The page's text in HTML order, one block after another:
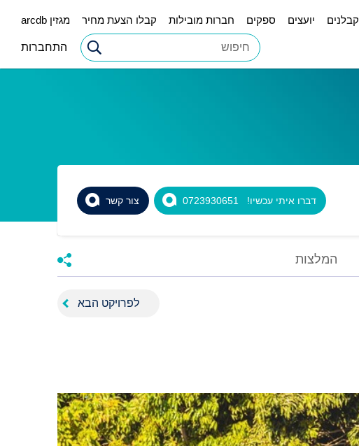
קבלנים יועצים ספקים חברות מובילות קבלו הצעת מחיר מגזין arcdb
התחברות
צור קשר דברו איתי עכשיו! 0723930651
המלצות
לפרויקט הבא